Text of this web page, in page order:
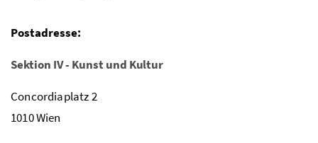
Postadresse:
Sektion IV - Kunst und Kultur
Concordiaplatz 2
1010 Wien